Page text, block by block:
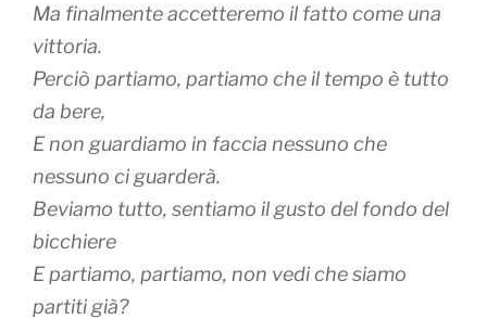
Ma finalmente accetteremo il fatto come una
vittoria.
Perciò partiamo, partiamo che il tempo è tutto
da bere,
E non guardiamo in faccia nessuno che
nessuno ci guarderà.
Beviamo tutto, sentiamo il gusto del fondo del
bicchiere
E partiamo, partiamo, non vedi che siamo
partiti già?